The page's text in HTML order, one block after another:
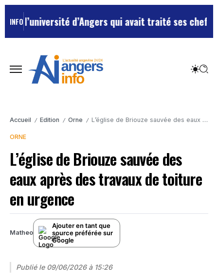
INFO d’Angers qui avait traité ses chefs de
Accueil / Edition / Orne / L’église de Briouze sauvée des eaux après des travaux de toiture en urgence
ORNE
L’église de Briouze sauvée des
eaux après des travaux de toiture
en urgence
Matheo
Ajouter en tant que
source préférée sur
Google
Publié le 09/06/2026 à 15:26